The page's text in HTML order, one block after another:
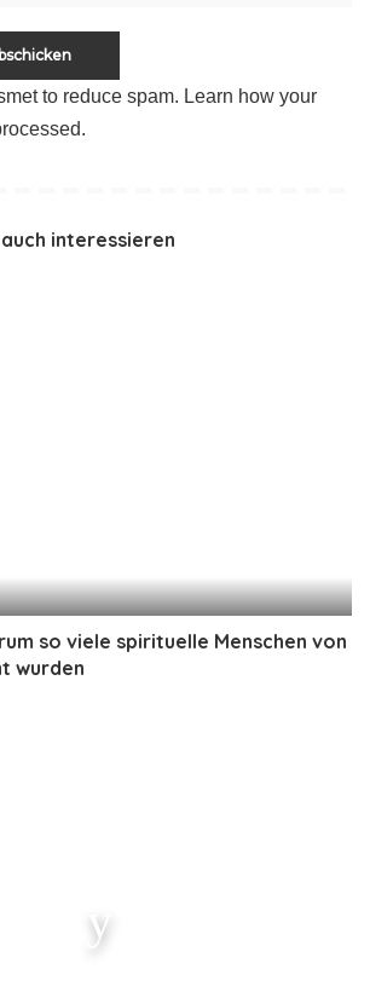
to reduce spam. Learn how your
.
interessieren
so viele spirituelle Menschen von
wurden